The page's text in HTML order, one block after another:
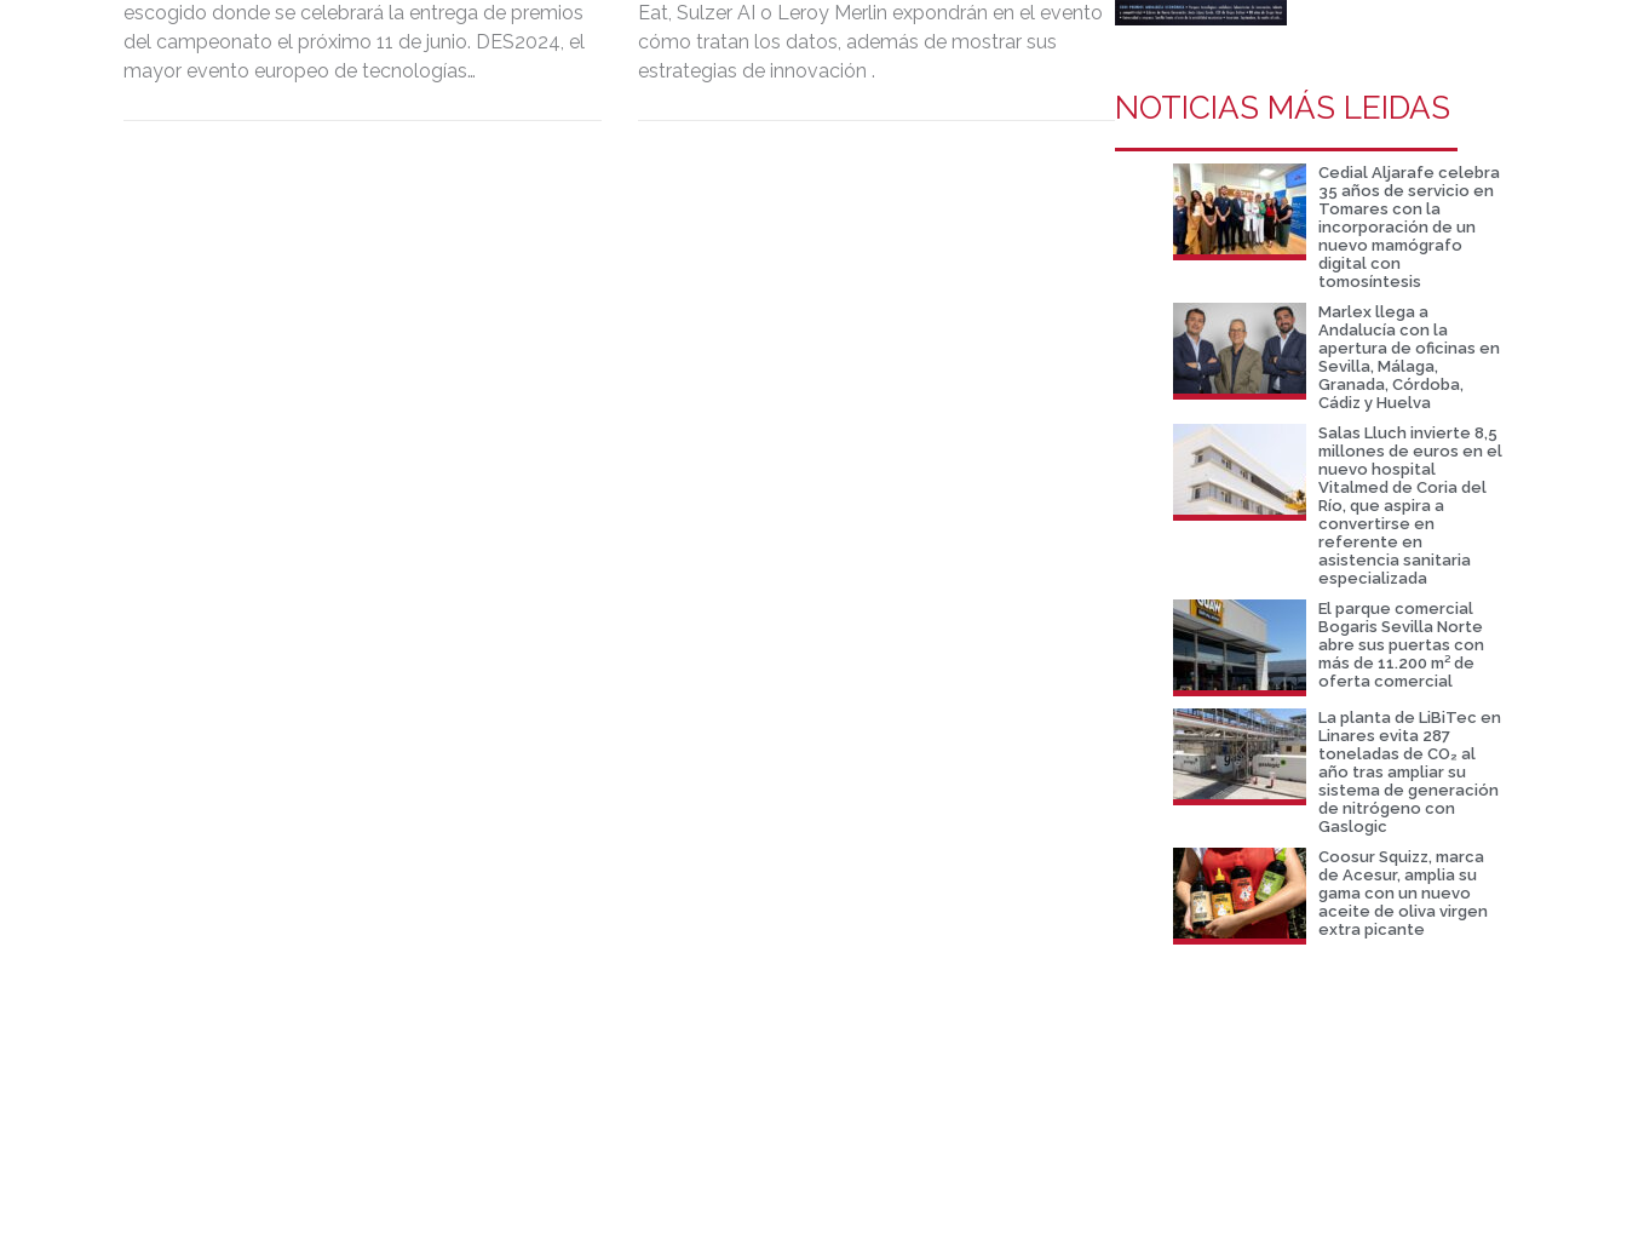
escogido donde se celebrará la entrega de premios
del campeonato el próximo 11 de junio. DES2024, el
mayor evento europeo de tecnologías
Eat, Sulzer AI o Leroy Merlin expondrán en el evento
cómo tratan los datos, además de mostrar sus
estrategias de innovación .
NOTICIAS MÁS LEIDAS
Cedial Aljarafe celebra
35 años de servicio en
Tomares con la
incorporación de un
nuevo mamógrafo
digital con
tomosíntesis
Marlex llega a
Andalucía con la
apertura de oficinas en
Sevilla, Málaga,
Granada, Córdoba,
Cádiz y Huelva
Salas Lluch invierte 8,5
millones de euros en el
nuevo hospital
Vitalmed de Coria del
Río, que aspira a
convertirse en
referente en
asistencia sanitaria
especializada
El parque comercial
Bogaris Sevilla Norte
abre sus puertas con
más de 11.200 m² de
oferta comercial
La planta de LiBiTec en
Linares evita 287
toneladas de CO₂ al
año tras ampliar su
sistema de generación
de nitrógeno con
Gaslogic
Coosur Squizz, marca
de Acesur, amplia su
gama con un nuevo
aceite de oliva virgen
extra picante